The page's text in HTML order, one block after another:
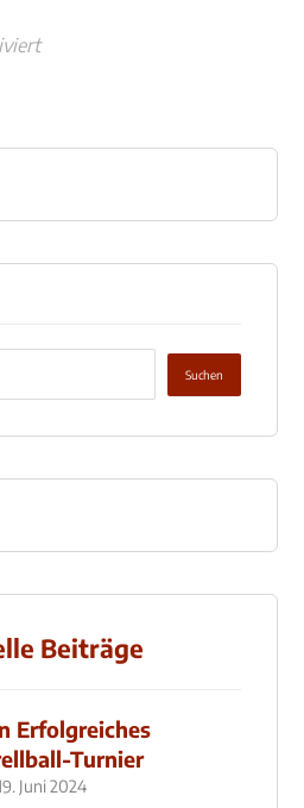
Beiträge
Erfolgreiches
Turnier
Juni 2024